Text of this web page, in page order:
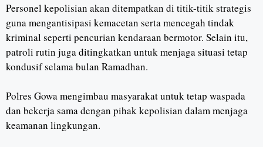
Personel kepolisian akan ditempatkan di titik-titik strategis
guna mengantisipasi kemacetan serta mencegah tindak
kriminal seperti pencurian kendaraan bermotor. Selain itu,
patroli rutin juga ditingkatkan untuk menjaga situasi tetap
kondusif selama bulan Ramadhan.
Polres Gowa mengimbau masyarakat untuk tetap waspada
dan bekerja sama dengan pihak kepolisian dalam menjaga
keamanan lingkungan.